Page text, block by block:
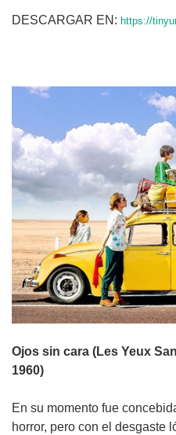
DESCARGAR EN: https://
Ojos sin cara (Les Yeux
1960)
En su momento fue
horror, pero con el desgaste